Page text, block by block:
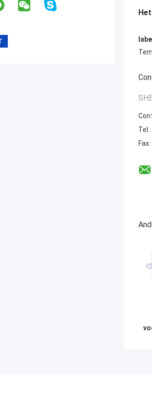
Tel.:
Fax: